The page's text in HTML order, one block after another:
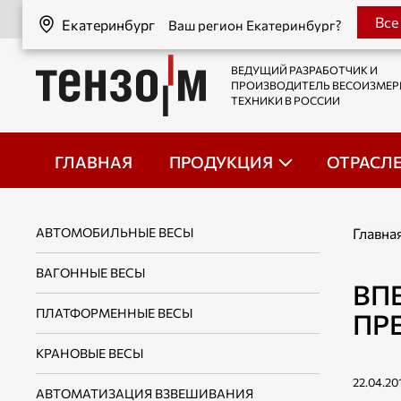
Екатеринбург Ваш регион Екатеринбург?
Екатеринбург
ВЕДУЩИЙ РАЗРАБОТЧИК И
ПРОИЗВОДИТЕЛЬ
ТЕХНИКИ В РОССИИ
ГЛАВНАЯ ПРОДУКЦИЯ
АВТОМОБИЛЬНЫЕ ВЕСЫ
ВАГОННЫЕ ВЕСЫ
ПЛАТФОРМЕННЫЕ ВЕСЫ
КРАНОВЫЕ ВЕСЫ
АВТОМАТИЗАЦИЯ ВЗВЕШИВАНИЯ